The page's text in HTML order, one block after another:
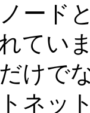
ード
てい
けで
ネッ